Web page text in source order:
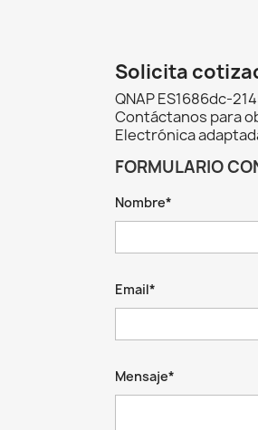
Solicita
QNAP ES1686dc-
Contáctanos para
Electrónica
FORMULARIO
Nombre*
Email*
Mensaje*